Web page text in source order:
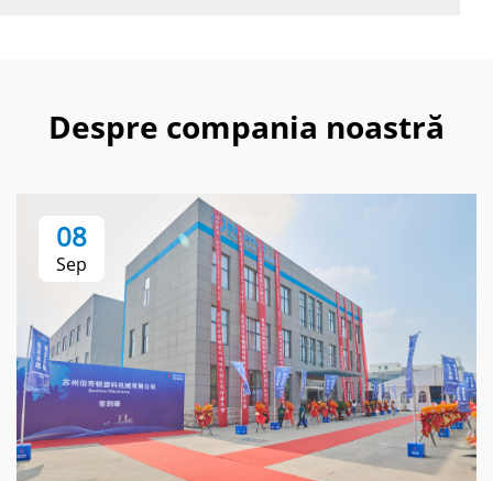
Despre compania noastră
08
Sep